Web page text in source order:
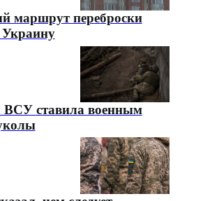
маршрут переброски
ВСУ ставила военным